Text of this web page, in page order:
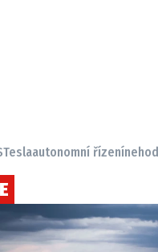
Teslaautonomní řízení